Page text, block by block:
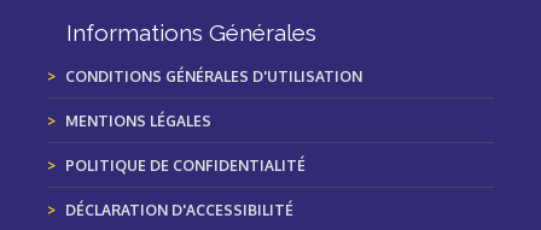
Informations Générales
CONDITIONS GÉNÉRALES D'UTILISATION
MENTIONS LÉGALES
POLITIQUE DE CONFIDENTIALITÉ
DÉCLARATION D'ACCESSIBILITÉ